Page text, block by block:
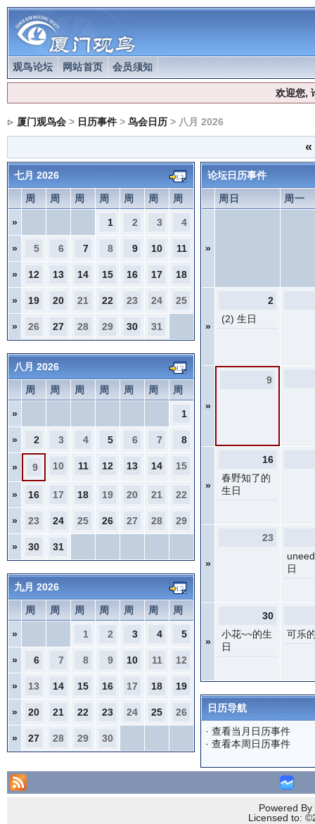
观鸟论坛 网站首页 会员须知
欢迎您,
厦门观鸟会> 日历事件> 鸟会日历> 八月 2026
«
七月 2026
周 周 周 周 周 周 周
» 1 2 3 4
» 5 6 7 8 9 10 11
» 12 13 14 15 16 17 18
» 19 20 21 22 23 24 25
» 26 27 28 29 30 31
八月 2026
周 周 周 周 周 周 周
» 1
» 2 3 4 5 6 7 8
» 9 10 11 12 13 14 15
» 16 17 18 19 20 21 22
» 23 24 25 26 27 28 29
» 30 31
九月 2026
周 周 周 周 周 周 周
» 1 2 3 4 5
» 6 7 8 9 10 11 12
» 13 14 15 16 17 18 19
» 20 21 22 23 24 25 26
» 27 28 29 30
论坛日历事件
周日 周一
»
»
2
(2) 生日
»
9
»
16
春野知了的
生日
»
23
日
»
30
小花~~的生
日
可乐
日历导航
· 查看当月日历事件
· 查看本周日历事件
Powered
Licensed to: